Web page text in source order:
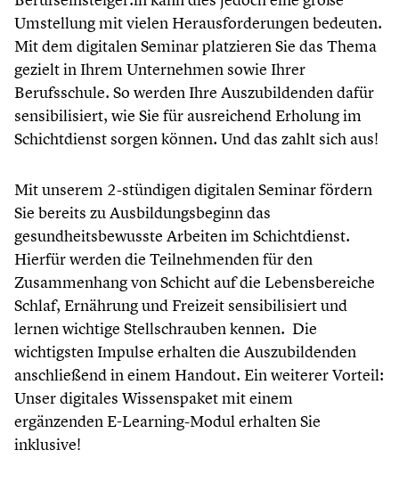
Umstellung mit vielen Herausforderungen bedeuten.
Mit dem digitalen Seminar platzieren Sie das Thema
gezielt in Ihrem Unternehmen sowie Ihrer
Berufsschule. So werden Ihre Auszubildenden dafür
sensibilisiert, wie Sie für ausreichend Erholung im
Schichtdienst sorgen können. Und das zahlt sich aus!
Mit unserem 2-stündigen digitalen Seminar fördern
Sie bereits zu Ausbildungsbeginn das
gesundheitsbewusste Arbeiten im Schichtdienst.
Hierfür werden die Teilnehmenden für den
Zusammenhang von Schicht auf die Lebensbereiche
Schlaf, Ernährung und Freizeit sensibilisiert und
lernen wichtige Stellschrauben kennen. Die
wichtigsten Impulse erhalten die Auszubildenden
anschließend in einem Handout. Ein weiterer Vorteil:
Unser digitales Wissenspaket mit einem
ergänzenden E-Learning-Modul erhalten Sie
inklusive!